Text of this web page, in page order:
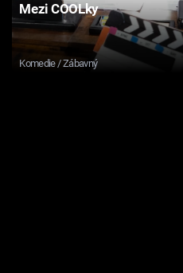
Mezi COOLky
Komedie / Zábavný